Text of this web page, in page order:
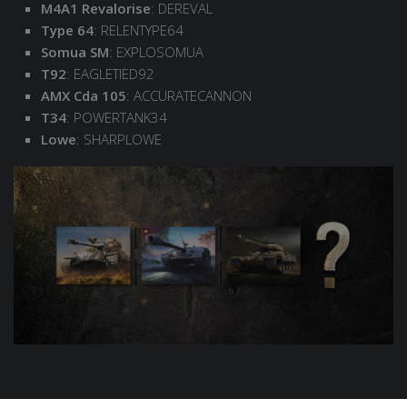
M4A1 Revalorise: DEREVAL
Type 64: RELENTYPE64
Somua SM: EXPLOSOMUA
T92: EAGLETIED92
AMX Cda 105: ACCURATECANNON
T34: POWERTANK34
Lowe: SHARPLOWE